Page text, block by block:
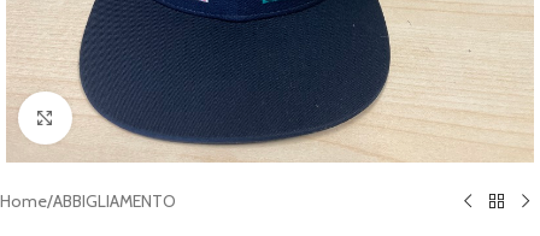
Clicca per ingrandire
Home/ABBIGLIAMENTO